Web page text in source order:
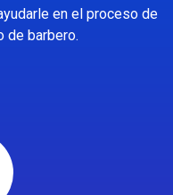
en el proceso de
de barbero.